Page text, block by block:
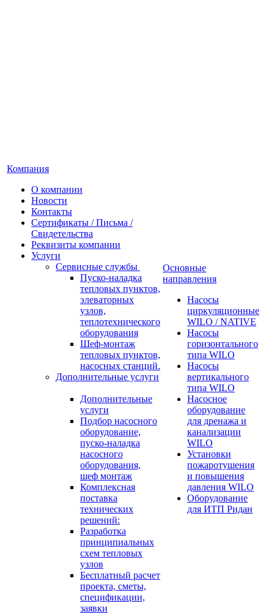
Компания
О компании
Новости
Контакты
Сертификаты / Письма /
Свидетельства
Реквизиты компании
Услуги
Сервисные службы
Пуско-наладка
тепловых пунктов,
элеваторных
узлов,
теплотехнического
оборудования
Шеф-монтаж
тепловых пунктов,
насосных станций.
Дополнительные услуги
Дополнительные
услуги
Подбор насосного
оборудование,
пуско-наладка
насосного
оборудования,
шеф монтаж
Комплексная
поставка
технических
решений:
Разработка
принципиальных
схем тепловых
узлов
Бесплатный расчет
проекта, сметы,
спецификации,
заявки
Основные
направления
Насосы
циркуляционные
WILO / NATIVE
Насосы
горизонтального
типа WILO
Насосы
вертикального
типа WILO
Насосное
оборудование
для дренажа и
канализации
WILO
Установки
пожаротушения
и повышения
давления WILO
Оборудование
для ИТП Ридан